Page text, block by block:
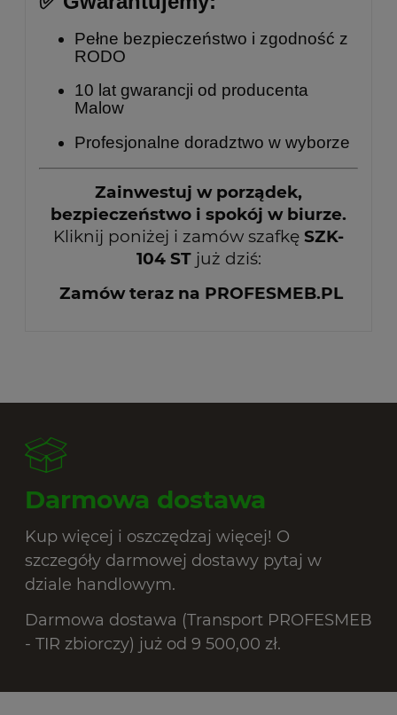
Pełne bezpieczeństwo i zgodność z
RODO
10 lat gwarancji od producenta
Malow
Profesjonalne doradztwo w wyborze
Zainwestuj w porządek,
bezpieczeństwo i spokój w biurze.
Kliknij poniżej i zamów szafkę SZK-
104 STjuż dziś:
Zamów teraz na PROFESMEB.PL
Darmowa dostawa
Kup więcej i oszczędzaj więcej! O
szczegóły darmowej dostawy pytaj w
dziale handlowym.
Darmowa dostawa (Transport PROFESMEB
- TIR zbiorczy) już od 9 500,00 zł.